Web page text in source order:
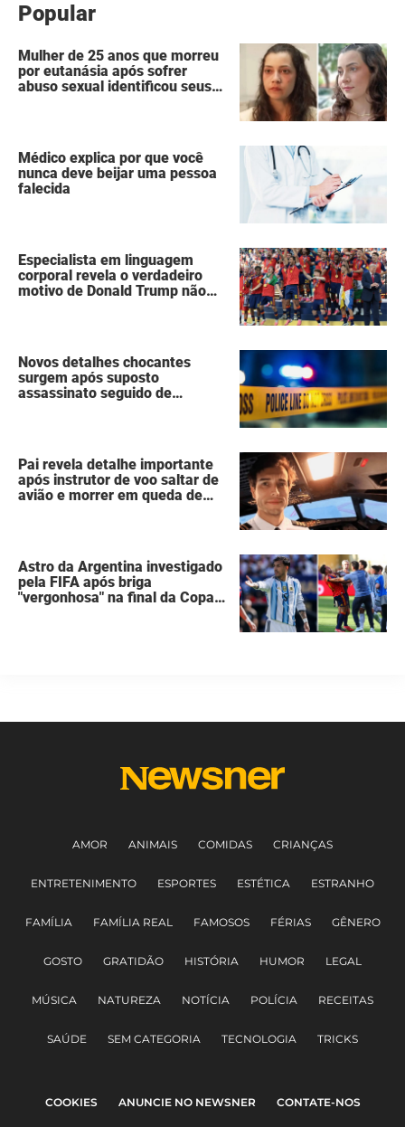
Popular
Mulher de 25 anos que morreu
por eutanásia após sofrer
abuso sexual identificou seus
Médico explica por que você
nunca deve beijar uma pessoa
falecida
Especialista em linguagem
corporal revela o verdadeiro
motivo de Donald Trump não
Novos detalhes chocantes
surgem após suposto
assassinato seguido de
Pai revela detalhe importante
após instrutor de voo saltar de
avião e morrer em queda de
Astro da Argentina investigado
pela FIFA após briga
"vergonhosa" na final da Copa
AMOR ANIMAIS COMIDAS CRIANÇAS
ENTRETENIMENTO ESPORTES ESTÉTICA ESTRANHO
FAMÍLIA FAMÍLIA REAL FAMOSOS FÉRIAS GÊNERO
GOSTO GRATIDÃO HISTÓRIA HUMOR LEGAL
MÚSICA NATUREZA NOTÍCIA POLÍCIA RECEITAS
SAÚDE SEM CATEGORIA TECNOLOGIA TRICKS
COOKIES ANUNCIE NO NEWSNER CONTATE-NOS